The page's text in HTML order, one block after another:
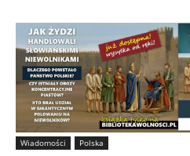
Wiadomości Polska